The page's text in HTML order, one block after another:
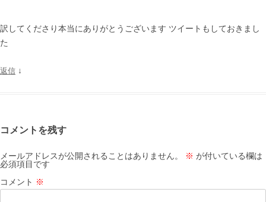
訳してくださり本当にありがとうございます ツイートもしておきまし
た
返信 ↓
コメントを残す
メールアドレスが公開されることはありません。 ※ が付いている欄は
必須項目です
コメント ※